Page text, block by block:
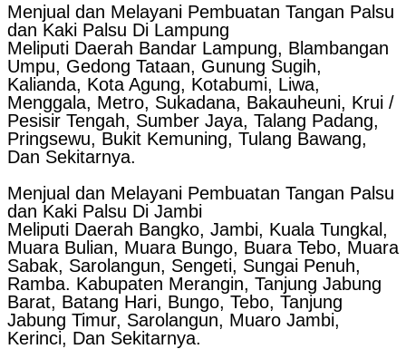
Menjual dan Melayani Pembuatan Tangan Palsu
dan Kaki Palsu Di Lampung
Meliputi Daerah Bandar Lampung, Blambangan
Umpu, Gedong Tataan, Gunung Sugih,
Kalianda, Kota Agung, Kotabumi, Liwa,
Menggala, Metro, Sukadana, Bakauheuni, Krui /
Pesisir Tengah, Sumber Jaya, Talang Padang,
Pringsewu, Bukit Kemuning, Tulang Bawang,
Dan Sekitarnya.
Menjual dan Melayani Pembuatan Tangan Palsu
dan Kaki Palsu Di Jambi
Meliputi Daerah Bangko, Jambi, Kuala Tungkal,
Muara Bulian, Muara Bungo, Buara Tebo, Muara
Sabak, Sarolangun, Sengeti, Sungai Penuh,
Ramba. Kabupaten Merangin, Tanjung Jabung
Barat, Batang Hari, Bungo, Tebo, Tanjung
Jabung Timur, Sarolangun, Muaro Jambi,
Kerinci, Dan Sekitarnya.